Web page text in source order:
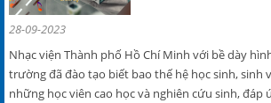
28-09-2023
Nhạc viện Thành phố Hồ Chí Minh với bề dày
trường đã đào tạo biết bao thế hệ học sinh, sinh
những học viên cao học và nghiên cứu sinh, đáp